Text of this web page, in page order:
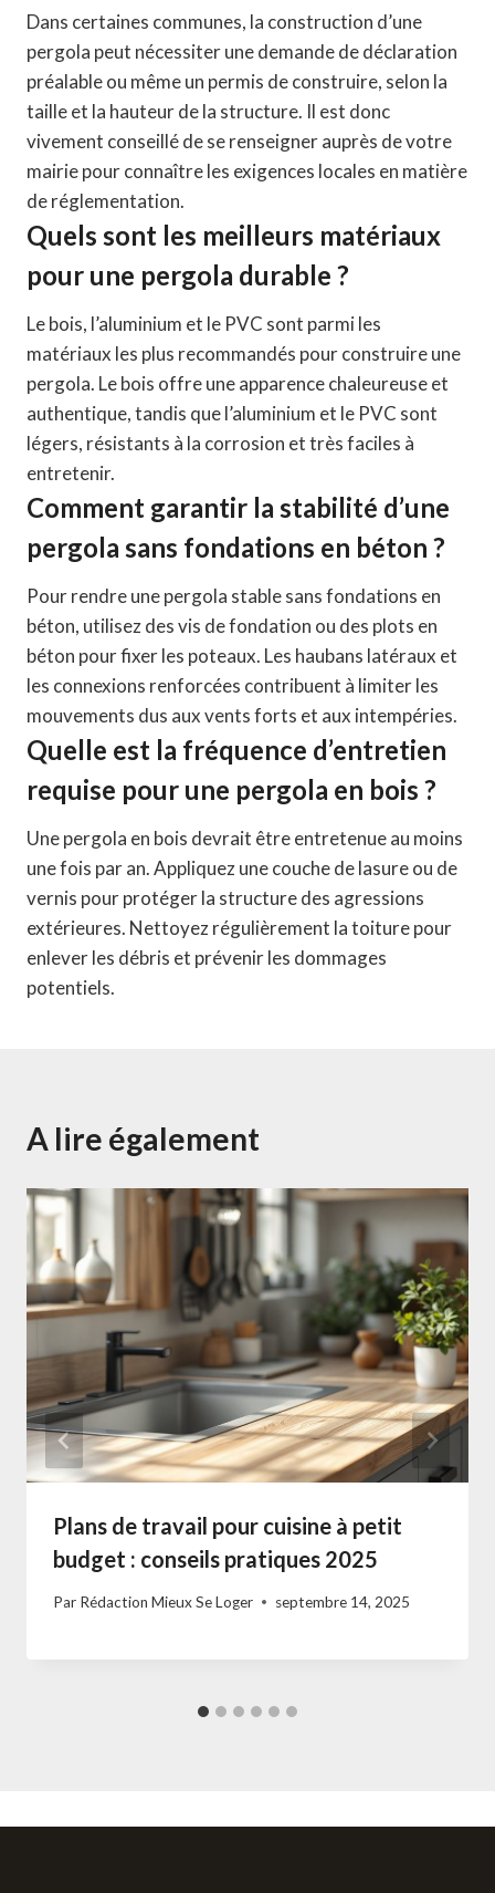
Dans certaines communes, la construction d’une
pergola peut nécessiter une demande de déclaration
préalable ou même un permis de construire, selon la
taille et la hauteur de la structure. Il est donc
vivement conseillé de se renseigner auprès de votre
mairie pour connaître les exigences locales en matière
de réglementation.
Quels sont les meilleurs matériaux
pour une pergola durable ?
Le bois, l’aluminium et le PVC sont parmi les
matériaux les plus recommandés pour construire une
pergola. Le bois offre une apparence chaleureuse et
authentique, tandis que l’aluminium et le PVC sont
légers, résistants à la corrosion et très faciles à
entretenir.
Comment garantir la stabilité d’une
pergola sans fondations en béton ?
Pour rendre une pergola stable sans fondations en
béton, utilisez des vis de fondation ou des plots en
béton pour fixer les poteaux. Les haubans latéraux et
les connexions renforcées contribuent à limiter les
mouvements dus aux vents forts et aux intempéries.
Quelle est la fréquence d’entretien
requise pour une pergola en bois ?
Une pergola en bois devrait être entretenue au moins
une fois par an. Appliquez une couche de lasure ou de
vernis pour protéger la structure des agressions
extérieures. Nettoyez régulièrement la toiture pour
enlever les débris et prévenir les dommages
potentiels.
A lire également
Plans de travail pour cuisine à petit
budget : conseils pratiques 2025
Par Rédaction Mieux Se Loger septembre 14, 2025